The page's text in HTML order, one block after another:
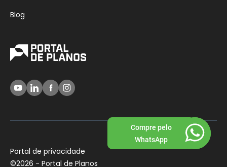
Blog
Portal de privacidade
©2026 - Portal de Planos
Compre Claro
pelo WhatsApp
Compre pelo
WhatsApp